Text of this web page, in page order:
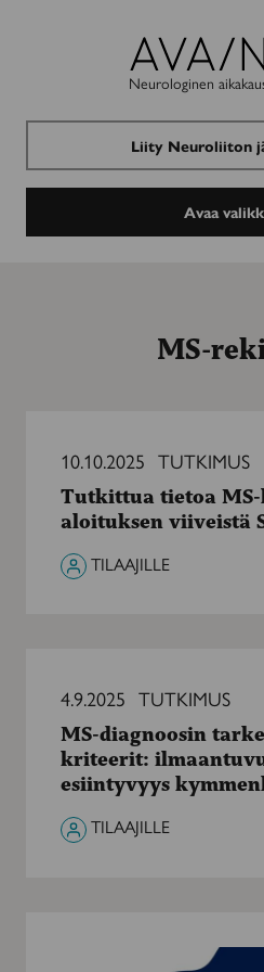
Avain-
lehti
Neurologinen
Liity Neuroliiton
Avaa
MS-
tietoa
lääkehoidon
aloituksen
viiveistä
Suomessa
10.10.2025 TUTKIMUS
Tutkittua tietoa
aloituksen viiveistä
TILAAJILLE
diagnoosin
tarkentuneet
kriteerit:
ilmaantuvuus
lisääntynyt,
esiintyvyys
kymmenkertaistunut
4.9.2025 TUTKIMUS
MS-diagnoosin
kriteerit:
esiintyvyys
TILAAJILLE